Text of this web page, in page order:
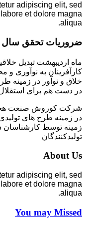
adipiscing elit, sed
et dolore magna
aliqua.
ضروریات تحقق سال
ماه اردیبهشت تبدیل
کارآفرینان به نوآوری و
خلاق و نوآور در زمینه
در دست هم برای
شرکت کوروش صنعت
در زمینه طرح های
زمینه توسط کارشناسان
تولیدکنندگان
About Us
adipiscing elit, sed
et dolore magna
aliqua.
You may Missed